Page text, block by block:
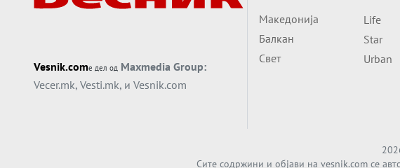
Vesnik.comе дел од Maxmedia Group:
Vecer.mk, Vesti.mk, и Vesnik.com
Македонија
Балкан
Свет
Life
Star
Urban
Сите содржини и објави на vesnik.com се